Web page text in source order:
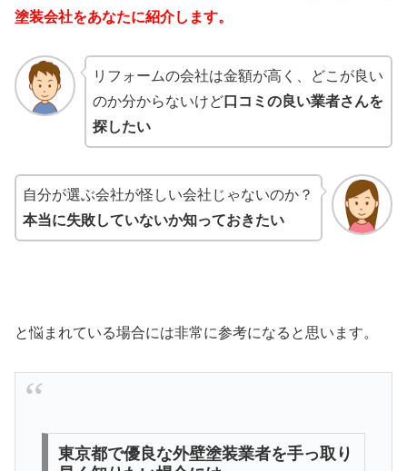
塗装会社をあなたに紹介します。
リフォームの会社は金額が高く、どこが良い
のか分からないけど口コミの良い業者さんを
探したい
自分が選ぶ会社が怪しい会社じゃないのか？
本当に失敗していないか知っておきたい
と悩まれている場合には非常に参考になると思います。
東京都で優良な外壁塗装業者を手っ取り